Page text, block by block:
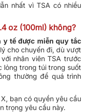
nhất vì TSA có nhiều
oz (100ml) không?
y tế được miễn quy tắc
cho chuyến đi, dù vượt
nhân viên TSA trước
lỏng trong túi trong suốt
thường để quá trình
bạn có quyền yêu cầu
trọng yêu cầu này.